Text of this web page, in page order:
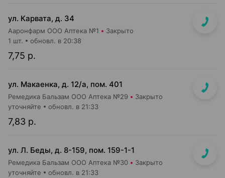
ул. Карвата, д. 34
Ааронфарм ООО Аптека №1 Закрыто
7,75 р.
1 шт. обновл. в 20:38
ул. Макаенка, д. 12/а, пом. 401
Ремедика Бальзам ООО Аптека №29 Закрыто
7,83 р.
уточняйте обновл. в 21:33
ул. Л. Беды, д. 8-159, пом. 159-1-1
Ремедика Бальзам ООО Аптека №30 Закрыто
уточняйте обновл. в 21:33